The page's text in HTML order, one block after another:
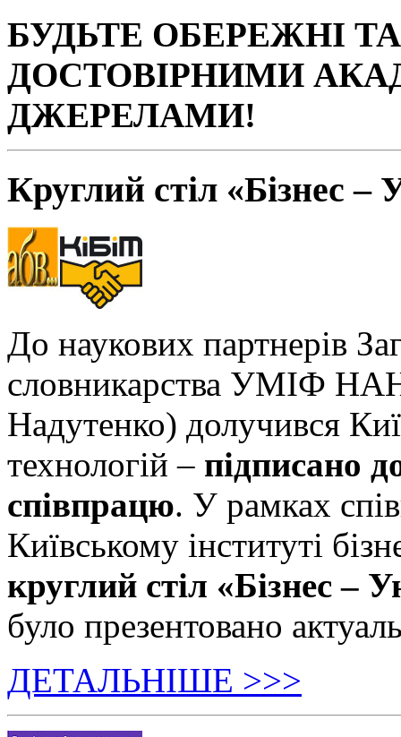
БУДЬТЕ ОБЕРЕЖНІ
ДОСТОВІРНИМИ
ДЖЕРЕЛАМИ!
Круглий стіл «Бізнес –
До наукових партнерів
словникарства УМІФ
Надутенко) долучився
технологій – підписано
співпрацю. У рамках
Київському інституті
круглий стіл «Бізнес –
було презентовано
ДЕТАЛЬНІШЕ >>>